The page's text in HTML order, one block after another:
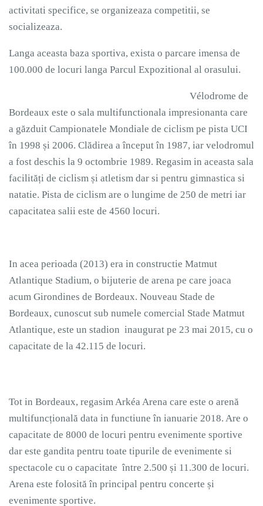
activitati specifice, se organizeaza competitii, se
socializeaza.
Langa aceasta baza sportiva, exista o parcare imensa de
100.000 de locuri langa Parcul Expozitional al orasului.
Vélodrome de
Bordeaux este o sala multifunctionala impresionanta care
a găzduit Campionatele Mondiale de ciclism pe pista UCI
în 1998 și 2006. Clădirea a început în 1987, iar velodromul
a fost deschis la 9 octombrie 1989. Regasim in aceasta sala
facilități de ciclism și atletism dar si pentru gimnastica si
natatie. Pista de ciclism are o lungime de 250 de metri iar
capacitatea salii este de 4560 locuri.
In acea perioada (2013) era in constructie Matmut
Atlantique Stadium, o bijuterie de arena pe care joaca
acum Girondines de Bordeaux. Nouveau Stade de
Bordeaux, cunoscut sub numele comercial Stade Matmut
Atlantique, este un stadion inaugurat pe 23 mai 2015, cu o
capacitate de la 42.115 de locuri.
Tot in Bordeaux, regasim Arkéa Arena care este o arenă
multifuncțională data in functiune în ianuarie 2018. Are o
capacitate de 8000 de locuri pentru evenimente sportive
dar este gandita pentru toate tipurile de evenimente si
spectacole cu o capacitate între 2.500 și 11.300 de locuri.
Arena este folosită în principal pentru concerte și
evenimente sportive.